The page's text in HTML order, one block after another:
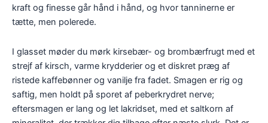
kraft og finesse går hånd i hånd, og hvor tanninerne er
tætte, men polerede.
I glasset møder du mørk kirsebær- og brombærfrugt med et
strejf af kirsch, varme krydderier og et diskret præg af
ristede kaffebønner og vanilje fra fadet. Smagen er rig og
saftig, men holdt på sporet af peberkrydret nerve;
eftersmagen er lang og let lakridset, med et saltkorn af